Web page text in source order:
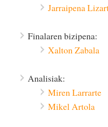
Jarraipena
Finalaren bizipena:
Xalton Zabala
Analisiak:
Miren Larrarte
Mikel Artola